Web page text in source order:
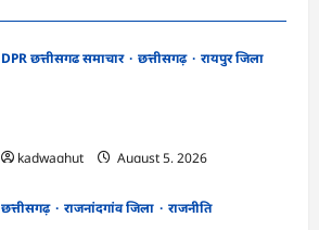
DPR छत्तीसगढ समाचार छत्तीसगढ़
रायपुर जिला
kadwaghut
August 5, 2026
छत्तीसगढ़ राजनांदगांव जिला
राजनीति